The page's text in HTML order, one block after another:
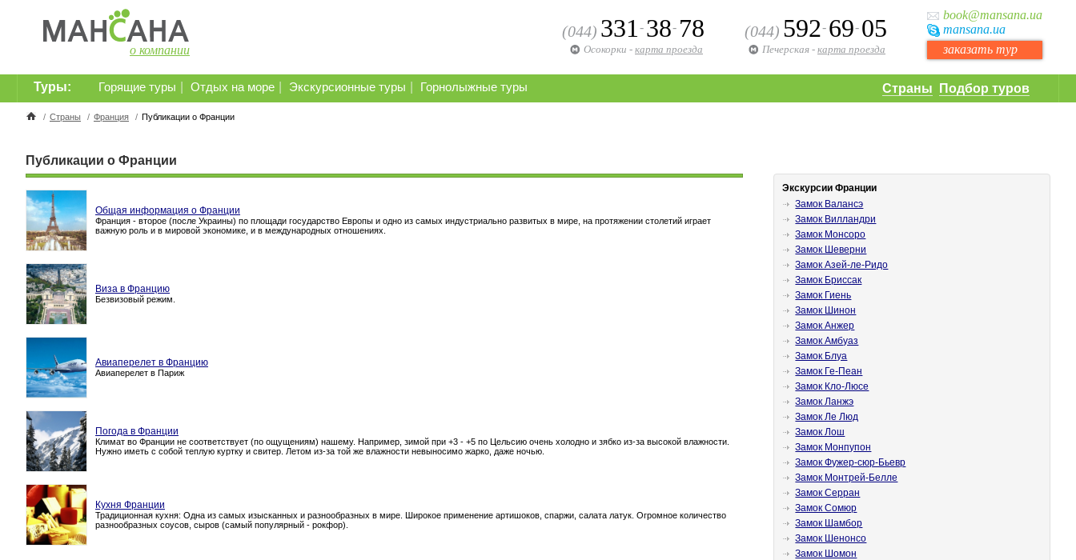
о компании
book@mansana.ua
mansana.ua
заказать тур
(044) 592- 69- 05
Печерская - карта проезда
(044) 331 - 38- 78
Осокорки - карта проезда
Страны Подбор туров
Горящие туры Отдых на море Экскурсионные туры Горнолыжные туры
Туры:
/ Страны / Франция / Публикации о Франции
Публикации о Франции
Общая информация о Франции
Франция - второе (после Украины) по площади государство Европы и одно из самых индустриально развитых в мире, на протяжении столетий играет
важную роль и в мировой экономике, и в международных отношениях.
Виза в Францию
Безвизовый режим.
Авиаперелет в Францию
Авиаперелет в Париж
Погода в Франции
Климат во Франции не соответствует (по ощущениям) нашему. Например, зимой при +3 - +5 по Цельсию очень холодно и зябко из-за высокой влажности.
Нужно иметь с собой теплую куртку и свитер. Летом из-за той же влажности невыносимо жарко, даже ночью.
Кухня Франции
Традиционная кухня: Одна из самых изысканных и разнообразных в мире. Широкое применение артишоков, спаржи, салата латук. Огромное количество
разнообразных соусов, сыров (самый популярный - рокфор).
Экскурсии Франции
Замок Валансэ
Замок Вилландри
Замок Монсоро
Замок Шеверни
Замок Азей-ле-Ридо
Замок Бриссак
Замок Гиень
Замок Шинон
Замок Анжер
Замок Амбуаз
Замок Блуа
Замок Ге-Пеан
Замок Кло-Люсе
Замок Ланжэ
Замок Ле Люд
Замок Лош
Замок Монпупон
Замок Фужер-сюр-Бьевр
Замок Монтрей-Белле
Замок Серран
Замок Сомюр
Замок Шамбор
Замок Шенонсо
Замок Шомон